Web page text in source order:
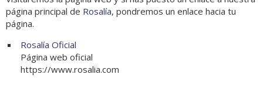
página principal de Rosalía, pondremos un enlace hacia tu
página.
Rosalía Oficial
Página web oficial
https://www.rosalia.com